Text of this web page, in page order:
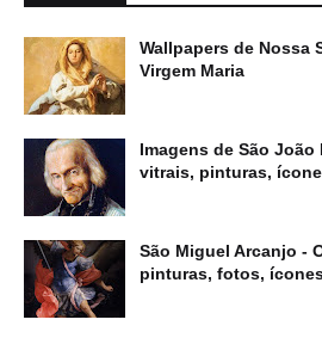
Wallpapers de Nossa
Virgem Maria
Imagens de São
vitrais, pinturas,
São Miguel Arcanjo -
pinturas, fotos,